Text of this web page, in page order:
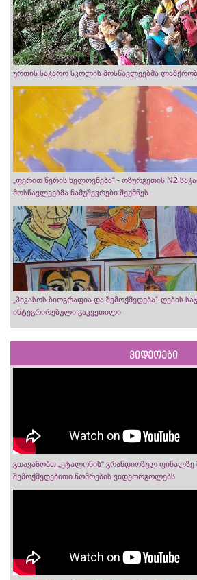
ურთის საჯარო სკოლის მოსწავლეებმა
„ფერით წერის ხელოვნება“ - ოზურგეთის N2
მოსწავლეებმა ნამუშევრები შექმნეს
„პიკასოს ბიოგრაფია და შემოქმედება“-ღების
ინტეგრირებული გაკვეთილი
ვიდეოები
გთავაზობთ „ეტალონის“ გრანდიოზულ
შემოქმედებითი ნომრების ვიდეორგოლებს